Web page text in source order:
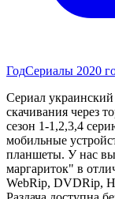
ГодСериалы 2020
Сериал украинский
скачивания через
сезон 1-1,2,3,4
мобильные
планшеты. У нас вы
маргариток" в
WebRip, DVDRip,